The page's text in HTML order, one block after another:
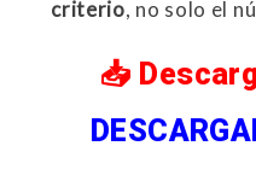
criterio, no solo el
📥